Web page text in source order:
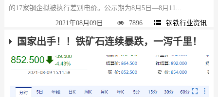
的17家钢企拟被执行差别电价。公示期为8月5日—8月11...
2021年08月09日 7896 钢铁行业资讯
国家出手！！铁矿石连续暴跌，一泻千里！